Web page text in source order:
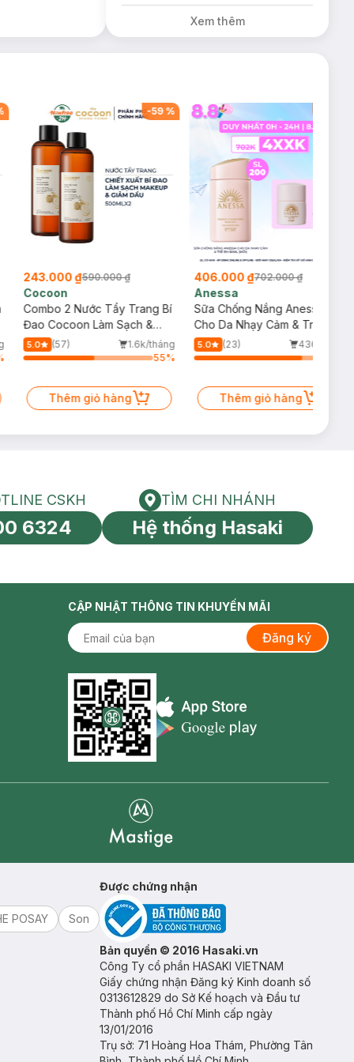
giá 378K (SL có
hạn)
Xem thêm
-59%
243.000 ₫590.000 ₫
Cocoon
Combo 2 Nước Tẩy Trang Bí
Đao Cocoon Làm Sạch &
Giảm Dầu 500ml
5.0 (57)
1.6k/tháng
55%
Thêm giỏ hàng
406.000 ₫702.000 ₫
Anessa
Sữa Chống Nắng Anessa
Cho Da Nhạy Cảm & Trẻ Em
60ml (Mới)
5.0 (23)
436/tháng
Thêm giỏ hàng
toàn cầu
HOTLINE CSKH
CSKH
6324
Tìm chi nhánh
TÌM CHI NHÁNH
Hệ thống Hasaki
CẬP NHẬT THÔNG TIN KHUYẾN MÃI
Đăng ký
Appstore icon
POSAY
Son
Được chứng nhận
Bản quyền © 2016 Hasaki.vn
Công Ty cổ phần HASAKI VIETNAM
Giấy chứng nhận Đăng ký Kinh doanh số
0313612829 do Sở Kế hoạch và Đầu tư
Thành phố Hồ Chí Minh cấp ngày
13/01/2016
Trụ sở: 71 Hoàng Hoa Thám, Phường Tân